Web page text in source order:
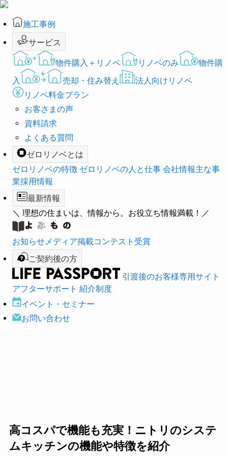
施工事例
サービス
物件購入＋リノベ リノベのみ
物件購
入
売却・住み替え
法人向けリノベ
リノベ料金プラン
お客さまの声
資料請求
よくある質問
ゼロリノベとは
ゼロリノベの特徴 ゼロリノベの人と仕事 会社情報主な事
業採用情報
最新情報
＼ 理想の住まいは、情報から。お役立ち情報満載！／
お知らせ メディア掲載コンテスト受賞
ご契約後の方
引渡後のお客様専用サイト
アフターサポート 紹介制度
イベント・ セミナー
お問い合わせ
高コスパで機能も充実！ニトリのシステ
ムキッチンの機能や特徴を紹介